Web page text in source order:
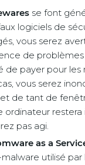
se font
logiciels de
vous serez
de problèmes
de payer pour les
vous serez
et de tant de
ordinateur restera
pas agi.
as a
utilisé par